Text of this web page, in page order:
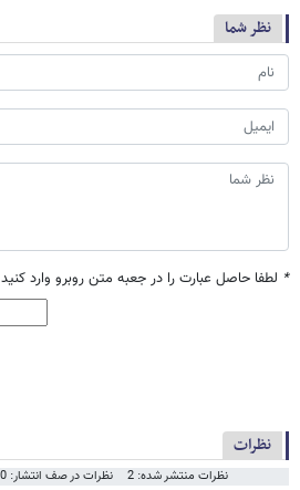
نظر شما
* لطفا حاصل عبارت را در جعبه متن روبرو وارد کنید
نظرات
نظرات منتشر شده: 2 نظرات در صف انتشار: 0